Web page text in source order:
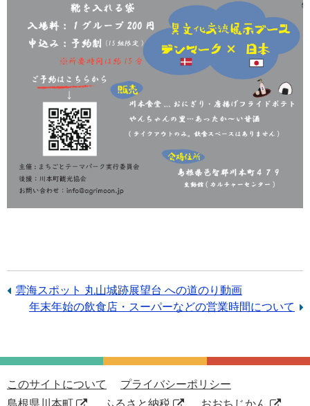
前
雲海スポット 丸山城跡展望台 への道のり動画
次
事：
年末年始の飲食店・スーパーなどの営業時間について
このサイトについて
プライバシーポリシー
島根県川本町
ふるさと納税 おおちじかん